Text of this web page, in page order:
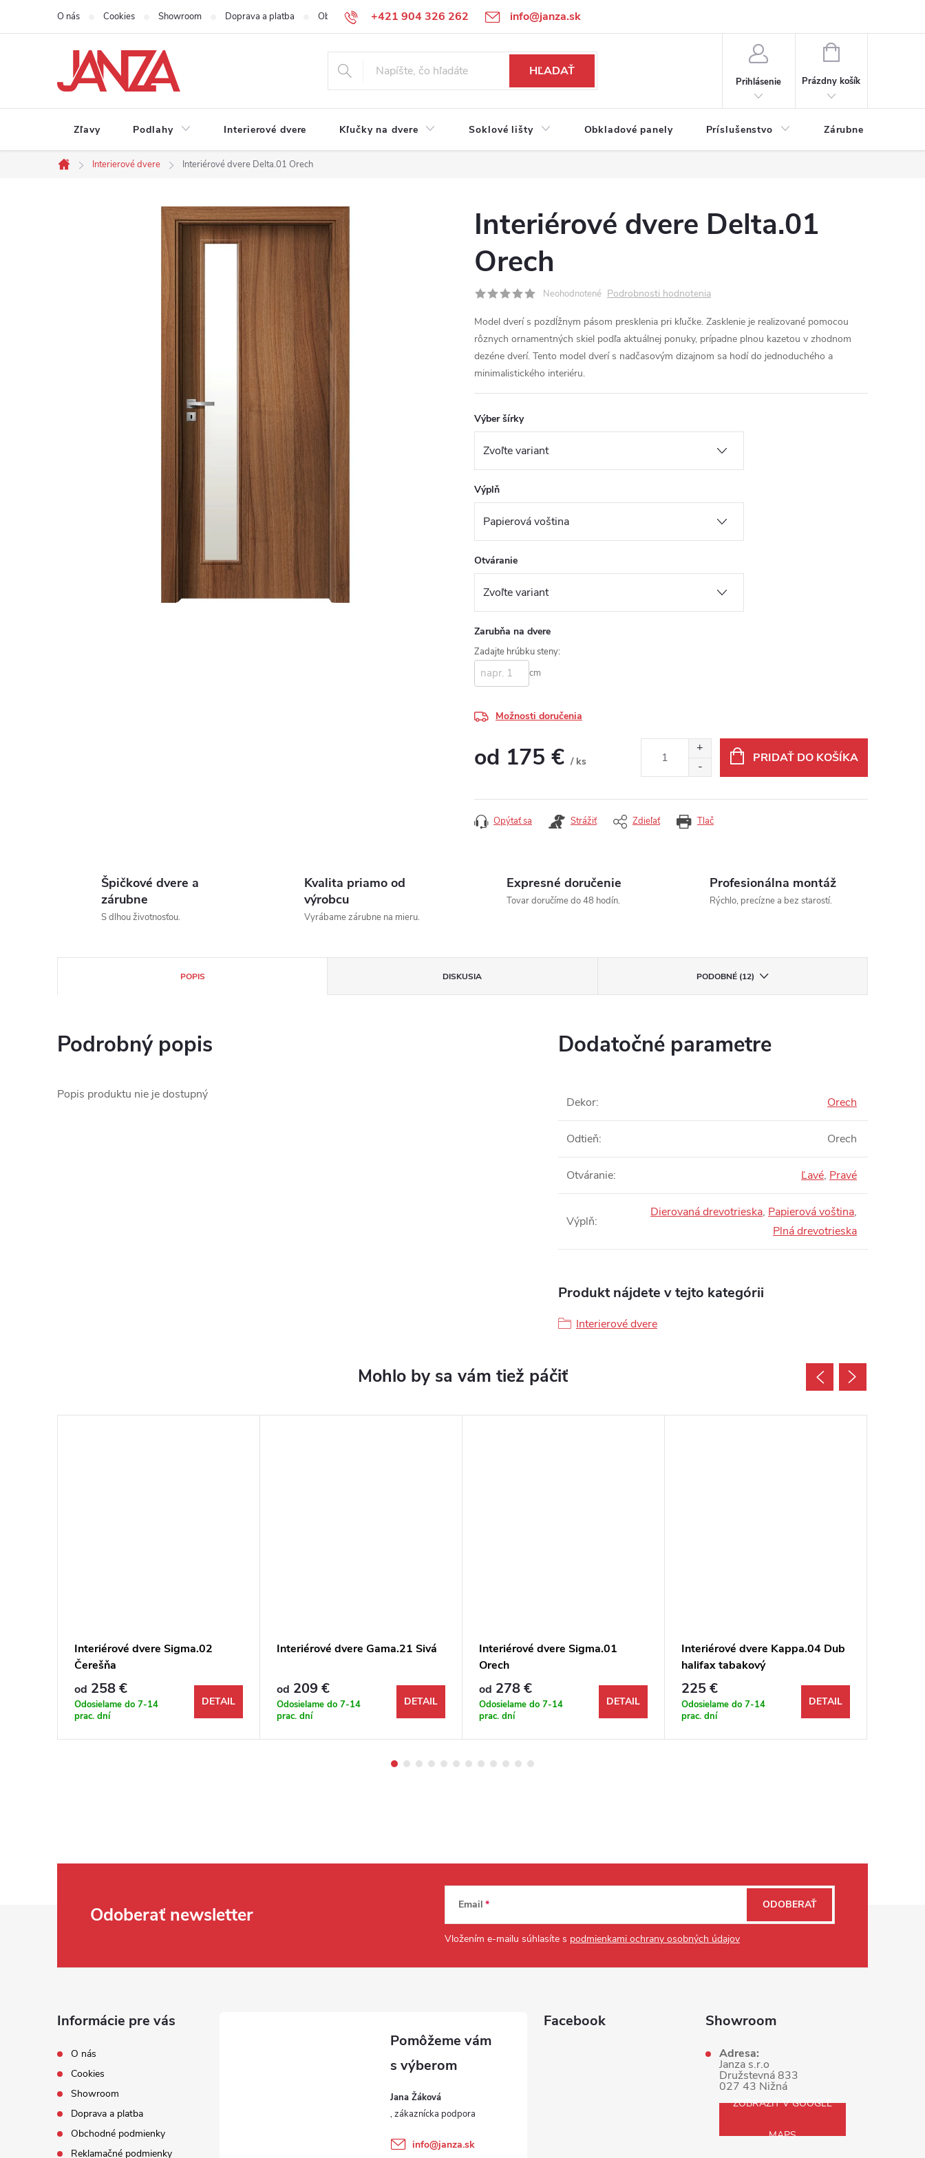
Prejsť na obsah +421 904 326 262 info@janza.sk
O nás Cookies Showroom Doprava a platba Obchodné podmienky Reklamačné podmienky Podmienky ochrany osobných údajov
HĽADAŤ
Prihlásenie
NÁKUPNÝ KOŠÍK
Prázdny košík
Zľavy Podlahy Interierové dvere Kľučky na dvere Soklové lišty Obkladové panely Príslušenstvo Zárubne
Domov
Interierové dvere Interiérové dvere Delta.01 Orech
Interiérové dvere Delta.01
Orech
Neohodnotené Podrobnosti hodnotenia
Model dverí s pozdĺžnym pásom presklenia pri kľučke. Zasklenie je realizované pomocou
rôznych ornamentných skiel podľa aktuálnej ponuky, prípadne plnou kazetou v zhodnom
dezéne dverí. Tento model dverí s nadčasovým dizajnom sa hodí do jednoduchého a
minimalistického interiéru.
Výber šírky
Výplň
Otváranie
Zarubňa na dvere
Zadajte hrúbku steny:
cm
Možnosti doručenia
od 175 € / ks
PRIDAŤ DO KOŠÍKA
Tlač
Opýtať sa Strážiť Zdieľať
Špičkové dvere a
zárubne
S dlhou životnosťou.
Kvalita priamo od
výrobcu
Vyrábame zárubne na mieru.
Expresné doručenie
Tovar doručíme do 48 hodín.
Profesionálna montáž
Rýchlo, precízne a bez starostí.
POPIS DISKUSIA PODOBNÉ (12)
Podrobný popis
Popis produktu nie je dostupný
Dodatočné parametre
Dekor: Orech
Odtieň: Orech
Otváranie: Ľavé, Pravé
Výplň:
Dierovaná drevotrieska, Papierová voština,
Plná drevotrieska
Produkt nájdete v tejto kategórii
Interierové dvere
Interiérové dvere Sigma.02
Čerešňa
od 258 €
Odosielame do 7-14
prac. dní
DETAIL
Interiérové dvere Gama.21 Sivá
od 209 €
Odosielame do 7-14
prac. dní
DETAIL
Interiérové dvere Sigma.01
Orech
od 278 €
Odosielame do 7-14
prac. dní
DETAIL
Interiérové dvere Kappa.04 Dub
halifax tabakový
225 €
Odosielame do 7-14
prac. dní
DETAIL
Odoberať newsletter Email
Vložením e-mailu súhlasíte s podmienkami ochrany osobných údajov
ODOBERAŤ
Informácie pre vás
O nás
Cookies
Showroom
Doprava a platba
Obchodné podmienky
Reklamačné podmienky
Jana Žáková
info@janza.sk
Facebook Showroom
Adresa:
Janza s.r.o
Družstevná 833
027 43 Nižná
ZOBRAZIŤ V GOOGLE
MAPS